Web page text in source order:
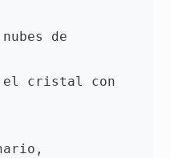
de
cristal con